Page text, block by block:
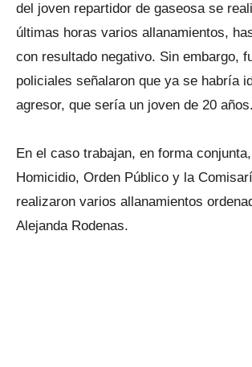
del joven repartidor de gaseosa se
últimas horas varios allanamientos,
con resultado negativo. Sin embargo,
policiales señalaron que ya se habría
agresor, que sería un joven de 20 años.
En el caso trabajan, en forma
Homicidio, Orden Público y la
realizaron varios allanamientos
Alejanda Rodenas.